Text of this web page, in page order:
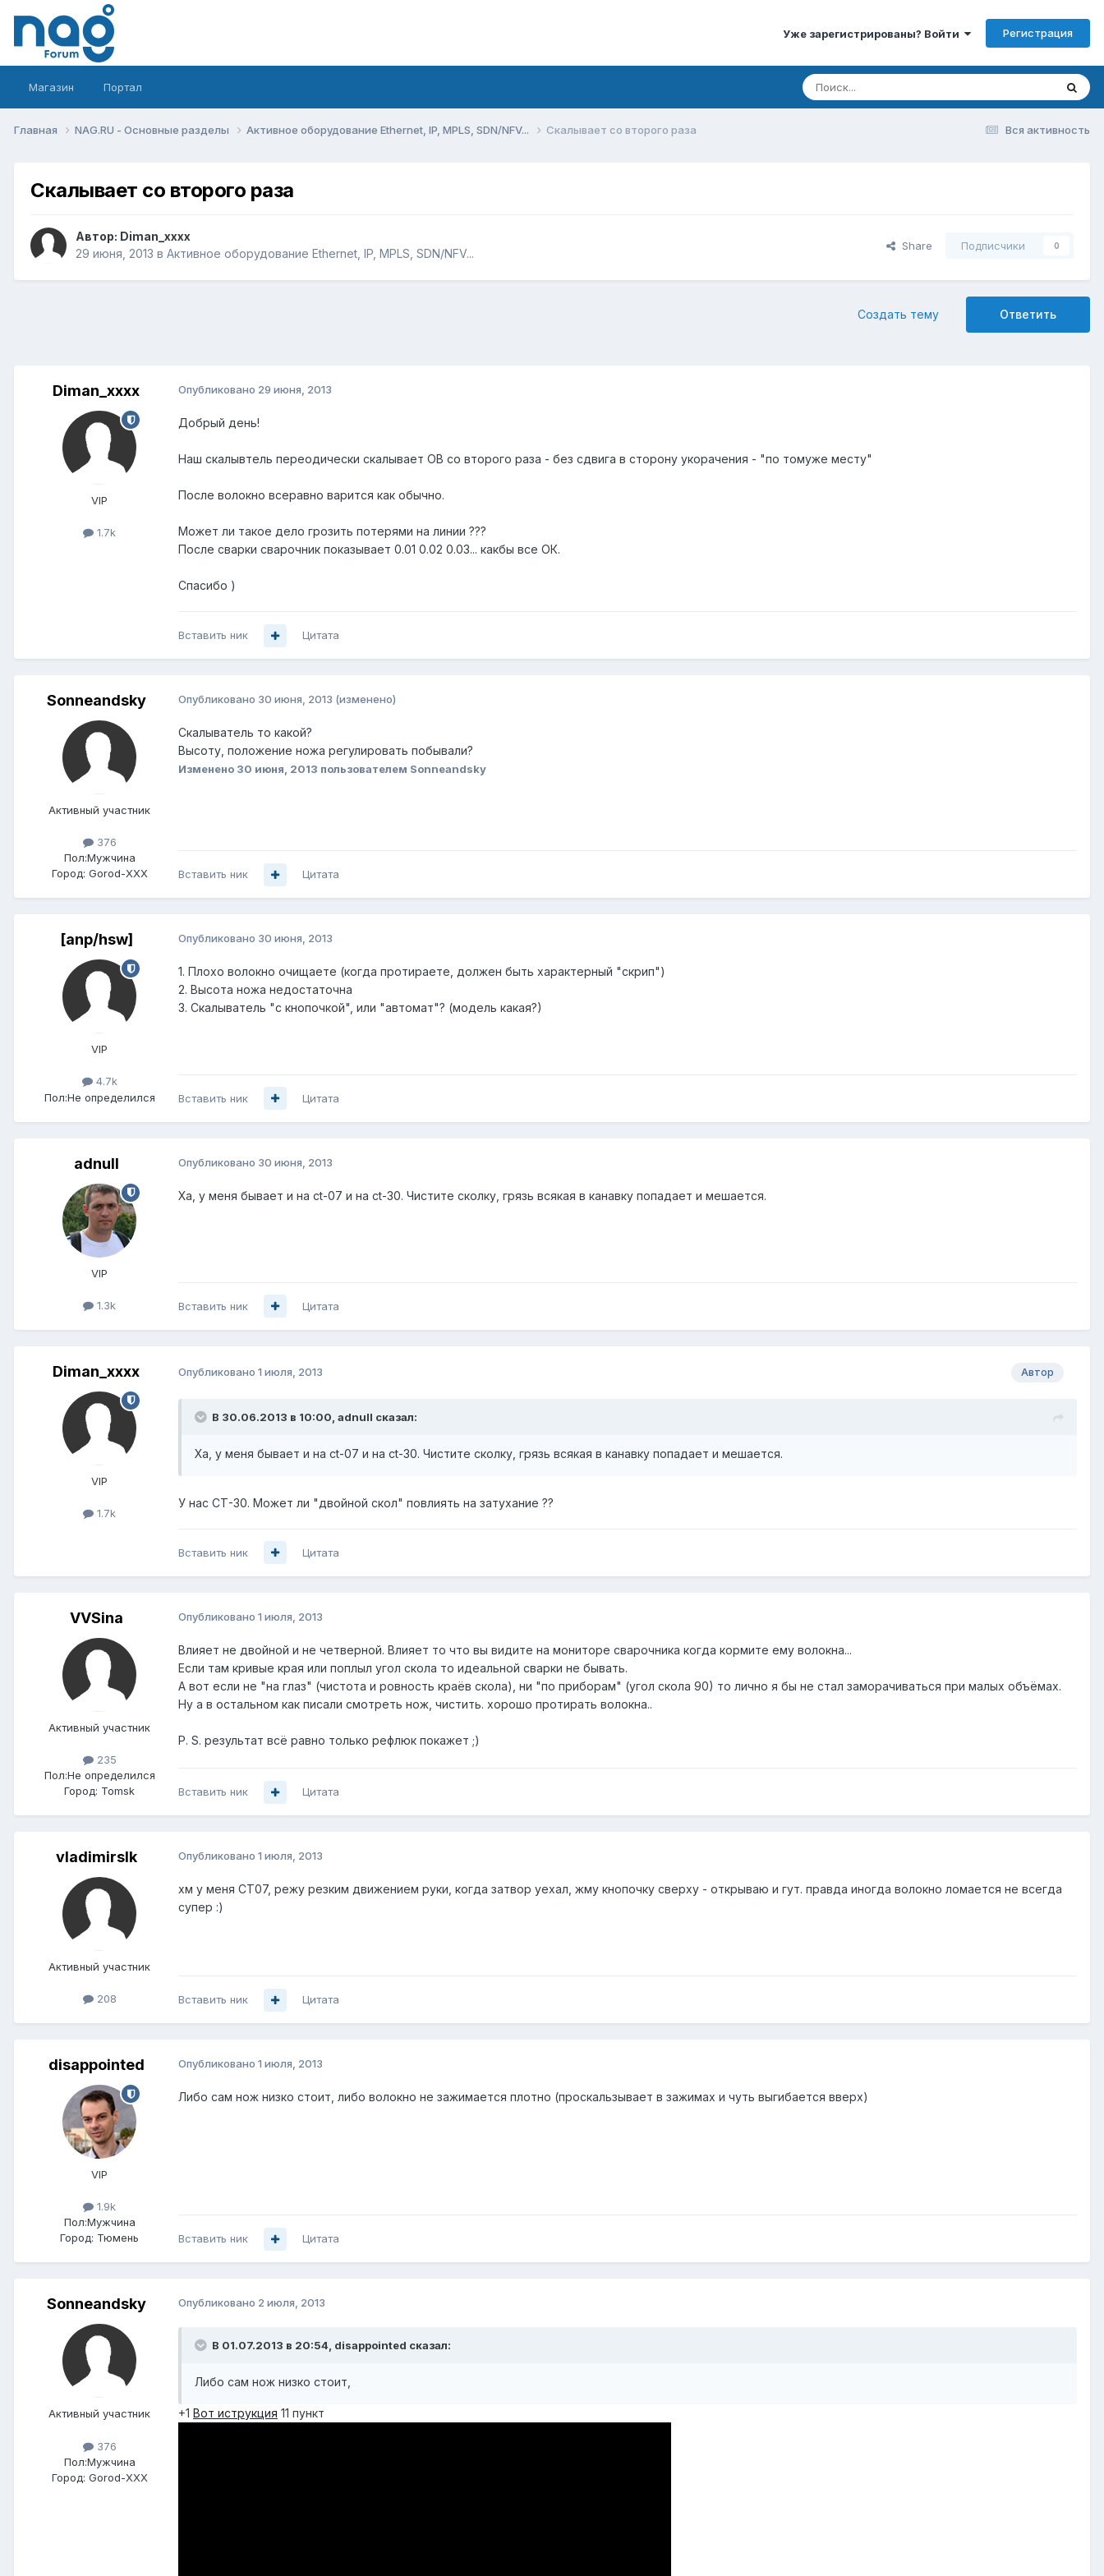
Уже зарегистрированы? Войти Регистрация
Магазин Портал
Вся активность
Главная NAG.RU - Основные разделы Активное оборудование Ethernet, IP, MPLS, SDN/NFV... Скалывает со второго раза
Скалывает со второго раза
Автор: Diman_xxxx
29 июня, 2013 в Активное оборудование Ethernet, IP, MPLS, SDN/NFV...
Share Подписчики 0
Ответить
Создать тему
Diman_xxxx
VIP
1.7k
Опубликовано 29 июня, 2013
Добрый день!
Наш скалывтель переодически скалывает ОВ со второго раза - без сдвига в сторону укорачения - "по томуже месту"
После волокно всеравно варится как обычно.
Может ли такое дело грозить потерями на линии ???
После сварки сварочник показывает 0.01 0.02 0.03... какбы все ОК.
Спасибо )
Вставить ник Цитата
Sonneandsky
Активный участник
376
Пол:Мужчина
Город: Gorod-XXX
Опубликовано 30 июня, 2013 (изменено)
Скалыватель то какой?
Высоту, положение ножа регулировать побывали?
Изменено 30 июня, 2013 пользователем Sonneandsky
Вставить ник Цитата
[anp/hsw]
VIP
4.7k
Пол:Не определился
Опубликовано 30 июня, 2013
1. Плохо волокно очищаете (когда протираете, должен быть характерный "скрип")
2. Высота ножа недостаточна
3. Скалыватель "с кнопочкой", или "автомат"? (модель какая?)
Вставить ник Цитата
adnull
VIP
1.3k
Опубликовано 30 июня, 2013
Ха, у меня бывает и на ct-07 и на ct-30. Чистите сколку, грязь всякая в канавку попадает и мешается.
Вставить ник Цитата
Diman_xxxx
VIP
1.7k
Автор
Опубликовано 1 июля, 2013
В 30.06.2013 в 10:00, adnull сказал:
Ха, у меня бывает и на ct-07 и на ct-30. Чистите сколку, грязь всякая в канавку попадает и мешается.
У нас СТ-30. Может ли "двойной скол" повлиять на затухание ??
Вставить ник Цитата
VVSina
Активный участник
235
Пол:Не определился
Город: Tomsk
Опубликовано 1 июля, 2013
Влияет не двойной и не четверной. Влияет то что вы видите на мониторе сварочника когда кормите ему волокна...
Если там кривые края или поплыл угол скола то идеальной сварки не бывать.
А вот если не "на глаз" (чистота и ровность краёв скола), ни "по приборам" (угол скола 90) то лично я бы не стал заморачиваться при малых объёмах.
Ну а в остальном как писали смотреть нож, чистить. хорошо протирать волокна..
P. S. результат всё равно только рефлюк покажет ;)
Вставить ник Цитата
vladimirslk
Активный участник
208
Опубликовано 1 июля, 2013
хм у меня СТ07, режу резким движением руки, когда затвор уехал, жму кнопочку сверху - открываю и гут. правда иногда волокно ломается не всегда
супер :)
Вставить ник Цитата
disappointed
VIP
1.9k
Пол:Мужчина
Город: Тюмень
Опубликовано 1 июля, 2013
Либо сам нож низко стоит, либо волокно не зажимается плотно (проскальзывает в зажимах и чуть выгибается вверх)
Вставить ник Цитата
Sonneandsky
Активный участник
376
Пол:Мужчина
Город: Gorod-XXX
Опубликовано 2 июля, 2013
В 01.07.2013 в 20:54, disappointed сказал:
Либо сам нож низко стоит,
+1 Вот иструкция 11 пункт